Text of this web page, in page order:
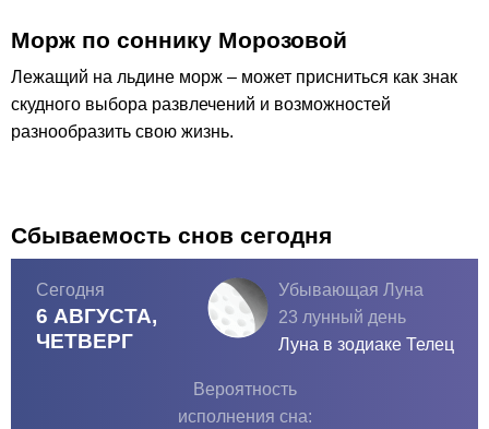
Морж по соннику Морозовой
Лежащий на льдине морж – может присниться как знак
скудного выбора развлечений и возможностей
разнообразить свою жизнь.
Сбываемость снов сегодня
Сегодня
6 АВГУСТА,
ЧЕТВЕРГ
Убывающая Луна
23 лунный день
Луна в зодиаке Телец
Вероятность
исполнения сна: